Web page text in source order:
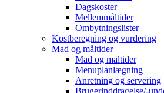
Dagskoster
Mellemmåltider
Ombytningslister
Kostberegning og vurdering
Mad og måltider
Mad og måltider
Menuplanlægning
Anretning og servering
Brugerinddragelse/-